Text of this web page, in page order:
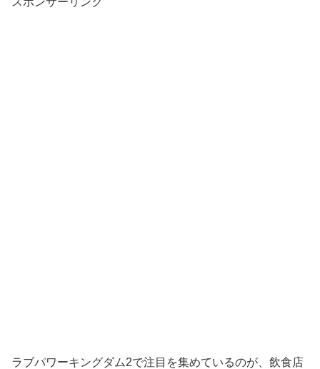
ラブパワーキングダム2で注目を集めているのが、飲食店